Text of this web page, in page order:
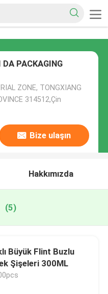
PACKAGING
ZONE, TONGXIANG
314512,Çin
Bize ulaşın
Hakkımızda
(5)
Büyük Flint Buzlu
Şişeleri 300ML